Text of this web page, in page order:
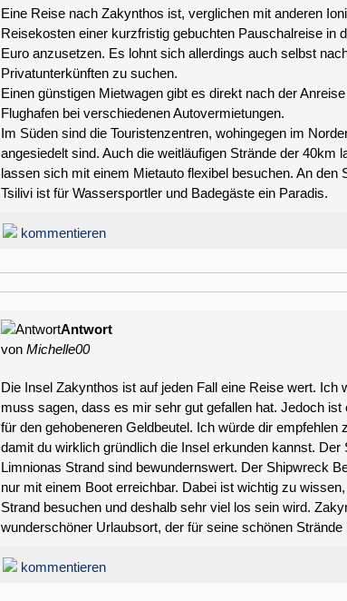
Eine Reise nach Zakynthos ist, verglichen mit anderen
Reisekosten einer kurzfristig gebuchten Pauschalreise in
Euro anzusetzen. Es lohnt sich allerdings auch selbst
Privatunterkünften zu suchen.
Einen günstigen Mietwagen gibt es direkt nach der
Flughafen bei verschiedenen Autovermietungen.
Im Süden sind die Touristenzentren, wohingegen im
angesiedelt sind. Auch die weitläufigen Strände der 40km
lassen sich mit einem Mietauto flexibel besuchen. An den
Tsilivi ist für Wassersportler und Badegäste ein Paradis.
kommentieren
Antwort
von Michelle00
Die Insel Zakynthos ist auf jeden Fall eine Reise wert. Ich
muss sagen, dass es mir sehr gut gefallen hat. Jedoch
für den gehobeneren Geldbeutel. Ich würde dir empfehlen
damit du wirklich gründlich die Insel erkunden kannst.
Limnionas Strand sind bewundernswert. Der Shipwreck
nur mit einem Boot erreichbar. Dabei ist wichtig zu
Strand besuchen und deshalb sehr viel los sein wird.
wunderschöner Urlaubsort, der für seine schönen Strände
kommentieren